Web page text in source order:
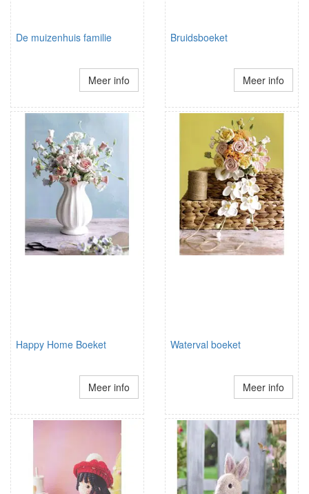
De muizenhuis familie
Meer info
Bruidsboeket
Meer info
Happy Home Boeket
Meer info
Waterval boeket
Meer info